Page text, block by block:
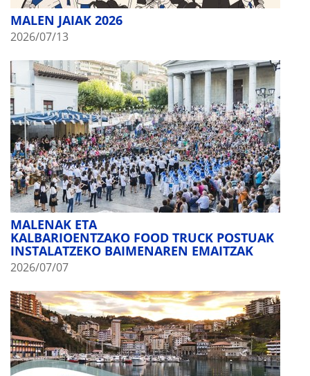
MALEN JAIAK 2026
2026/07/13
MALENAK ETA
KALBARIOENTZAKO FOOD TRUCK POSTUAK
INSTALATZEKO BAIMENAREN EMAITZAK
2026/07/07